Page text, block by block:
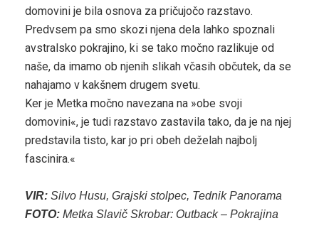
domovini je bila osnova za pričujočo razstavo.
Predvsem pa smo skozi njena dela lahko spoznali
avstralsko pokrajino, ki se tako močno razlikuje od
naše, da imamo ob njenih slikah včasih občutek, da se
nahajamo v kakšnem drugem svetu.
Ker je Metka močno navezana na »obe svoji
domovini«, je tudi razstavo zastavila tako, da je na njej
predstavila tisto, kar jo pri obeh deželah najbolj
fascinira.«
VIR: Silvo Husu, Grajski stolpec, Tednik Panorama
FOTO: Metka Slavič Skrobar: Outback – Pokrajina